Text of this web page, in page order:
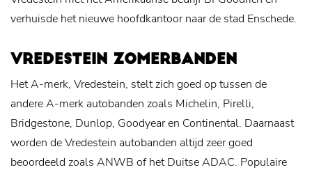
verhuisde het nieuwe hoofdkantoor naar de stad Enschede.
VREDESTEIN ZOMERBANDEN
Het A-merk, Vredestein, stelt zich goed op tussen de
andere A-merk autobanden zoals Michelin, Pirelli,
Bridgestone, Dunlop, Goodyear en Continental. Daarnaast
worden de Vredestein autobanden altijd zeer goed
beoordeeld zoals ANWB of het Duitse ADAC. Populaire